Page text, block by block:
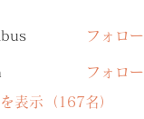
フォロー
フォロー
表示（167名）